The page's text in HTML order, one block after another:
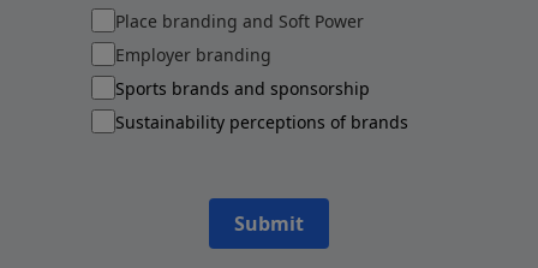
Place branding and Soft Power
Employer branding
Sports brands and sponsorship
Sustainability perceptions of brands
Submit